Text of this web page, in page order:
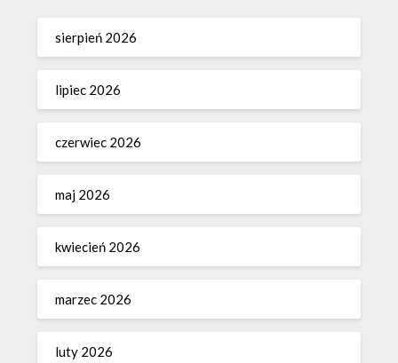
sierpień 2026
lipiec 2026
czerwiec 2026
maj 2026
kwiecień 2026
marzec 2026
luty 2026